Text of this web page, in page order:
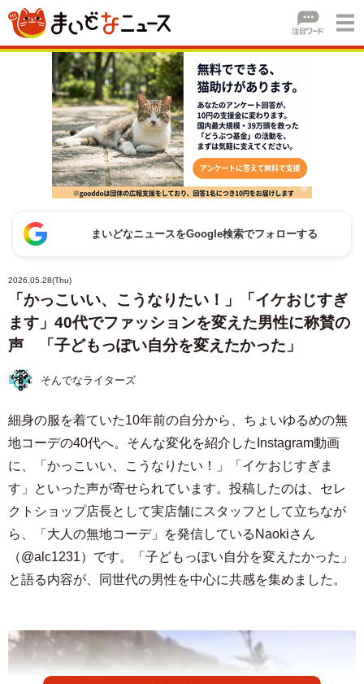
まいどなニュースをGoogle検索でフォローする
2026.05.28(Thu)
「かっこいい、こうなりたい！」「イケおじすぎ
ます」40代でファッションを変えた男性に称賛の
声 「子どもっぽい自分を変えたかった」
そんでなライターズ
細身の服を着ていた10年前の自分から、ちょいゆるめの無
地コーデの40代へ。そんな変化を紹介したInstagram動画
に、「かっこいい、こうなりたい！」「イケおじすぎま
す」といった声が寄せられています。投稿したのは、セレ
クトショップ店長として実店舗にスタッフとして立ちなが
ら、「大人の無地コーデ」を発信しているNaokiさん
（@alc1231）です。「子どもっぽい自分を変えたかった」
と語る内容が、同世代の男性を中心に共感を集めました。